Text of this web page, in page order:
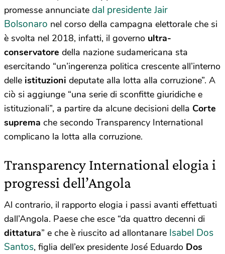
promesse annunciate dal presidente Jair
Bolsonaro nel corso della campagna elettorale che si
è svolta nel 2018, infatti, il governo ultra-
conservatore della nazione sudamericana sta
esercitando “un’ingerenza politica crescente all’interno
delle istituzioni deputate alla lotta alla corruzione”. A
ciò si aggiunge “una serie di sconfitte giuridiche e
istituzionali”, a partire da alcune decisioni della Corte
suprema che secondo Transparency International
complicano la lotta alla corruzione.
Transparency International elogia i
progressi dell’Angola
Al contrario, il rapporto elogia i passi avanti effettuati
dall’Angola. Paese che esce “da quattro decenni di
dittatura” e che è riuscito ad allontanare Isabel Dos
Santos, figlia dell’ex presidente José Eduardo Dos